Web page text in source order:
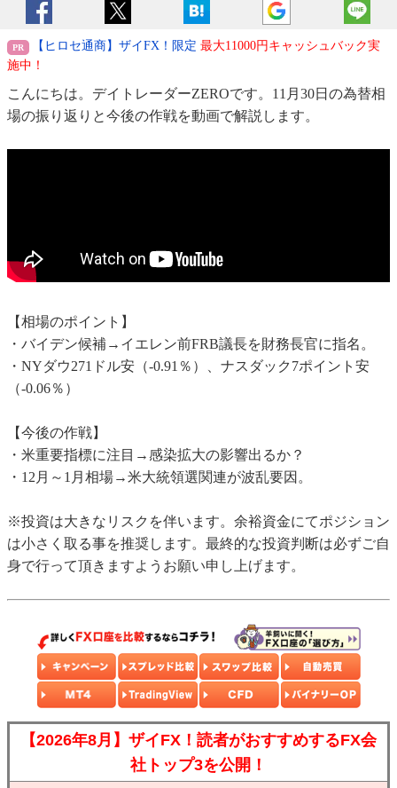
【ヒロセ通商】ザイFX！限定 最大11000円キャッシュバック実
施中！
こんにちは。デイトレーダーZEROです。11月30日の為替相
場の振り返りと今後の作戦を動画で解説します。
【相場のポイント】
・バイデン候補→イエレン前FRB議長を財務長官に指名。
・NYダウ271ドル安（-0.91％）、ナスダック7ポイント安
（-0.06％）
【今後の作戦】
・米重要指標に注目→感染拡大の影響出るか？
・12月～1月相場→米大統領選関連が波乱要因。
※投資は大きなリスクを伴います。余裕資金にてポジション
は小さく取る事を推奨します。最終的な投資判断は必ずご自
身で行って頂きますようお願い申し上げます。
【2026年8月】ザイFX！読者がおすすめするFX会
社トップ3を公開！